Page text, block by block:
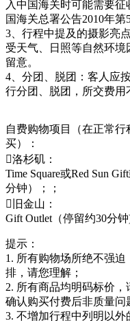
入中国海关时可能需要
国海关总署公告2010年第
3、行程中提及的摄影亮
受天气、日照等自然环
留意。
4、分团、脱团：客人应
行分团、脱团，所交费用
自费购物项目（在正常
买）：
洛杉矶：
Time Square或Red Sun
分钟）；；
旧金山：
Gift Outlet（停留约30分钟
提示：
1. 所有购物场所绝不强
排，请您理解；
2. 所有商品均明码标价
确认购买付费后非质量问
3. 不增加行程中列明以